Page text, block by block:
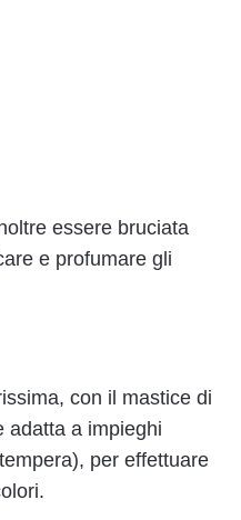
essere bruciata
e profumare gli
con il mastice di
adatta a impieghi
per effettuare